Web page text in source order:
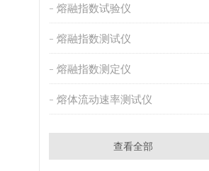
熔融指数试验仪
熔融指数测试仪
熔融指数测定仪
熔体流动速率测试仪
查看全部